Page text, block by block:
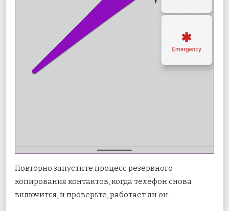
Повторно запустите процесс резервного
копирования контактов, когда телефон снова
включится, и проверьте, работает ли он.